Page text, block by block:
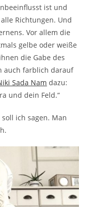
ist und
Richtungen. Und
Vor allem die
gelbe oder weiße
die Gabe des
auch farblich darauf
Sada Nam dazu:
und dein Feld.“
ich sagen. Man